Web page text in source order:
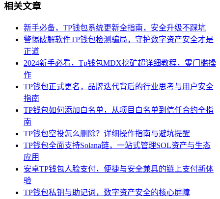
相关文章
新手必备，TP钱包系统更新全指南，安全升级不踩坑
警惕破解软件TP钱包检测骗局，守护数字资产安全才是
正道
2024新手必看，Tp钱包MDX挖矿超详细教程，零门槛操
作
TP钱包正式更名，品牌迭代背后的行业思考与用户安全
指南
TP钱包如何添加白名单，从项目白名单到信任合约全指
南
TP钱包空投怎么删除？详细操作指南与避坑提醒
TP钱包全面支持Solana链，一站式管理SOL资产与生态
应用
安卓TP钱包人脸支付，便捷与安全兼具的链上支付新体
验
TP钱包私钥与助记词，数字资产安全的核心屏障